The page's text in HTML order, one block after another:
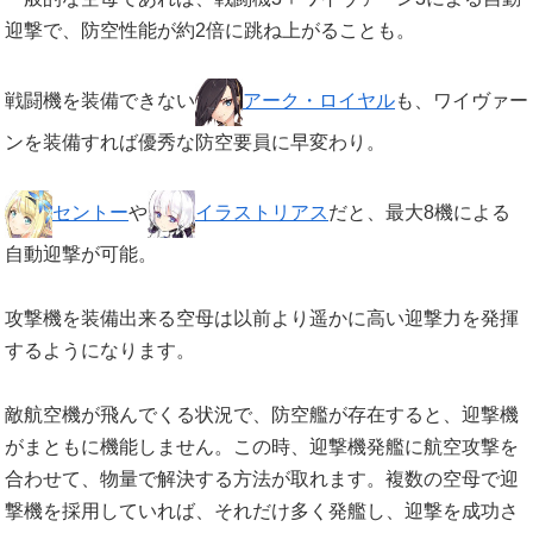
迎撃で、防空性能が約2倍に跳ね上がることも。
戦闘機を装備できない アーク・ロイヤルも、ワイヴァー
ンを装備すれば優秀な防空要員に早変わり。
セントーや イラストリアスだと、最大8機による
自動迎撃が可能。
攻撃機を装備出来る空母は以前より遥かに高い迎撃力を発揮
するようになります。
敵航空機が飛んでくる状況で、防空艦が存在すると、迎撃機
がまともに機能しません。この時、迎撃機発艦に航空攻撃を
合わせて、物量で解決する方法が取れます。複数の空母で迎
撃機を採用していれば、それだけ多く発艦し、迎撃を成功さ